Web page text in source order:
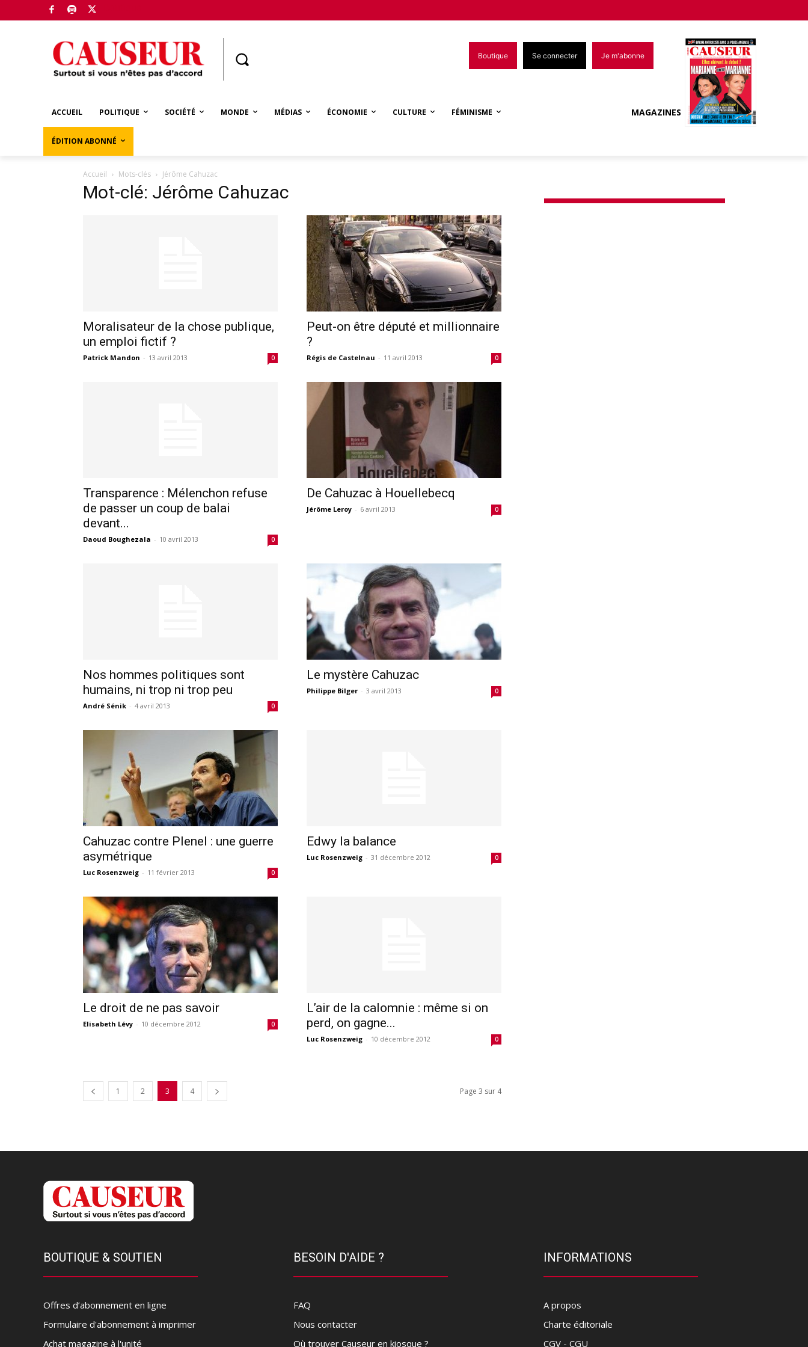
Boutique Se connecter Je m'abonne
ACCUEIL POLITIQUE SOCIÉTÉ MONDE MÉDIAS ÉCONOMIE CULTURE FÉMINISME
ÉDITION ABONNÉ
MAGAZINES
Accueil Mots-clés Jérôme Cahuzac
Mot-clé: Jérôme Cahuzac
Moralisateur de la chose publique,
un emploi fictif ?
Patrick Mandon - 13 avril 2013 0
Peut-on être député et millionnaire
?
Régis de Castelnau - 11 avril 2013 0
Transparence : Mélenchon refuse
de passer un coup de balai
devant...
Daoud Boughezala - 10 avril 2013 0
De Cahuzac à Houellebecq
Jérôme Leroy - 6 avril 2013 0
Nos hommes politiques sont
humains, ni trop ni trop peu
André Sénik - 4 avril 2013 0
Le mystère Cahuzac
Philippe Bilger - 3 avril 2013 0
Cahuzac contre Plenel : une guerre
asymétrique
Luc Rosenzweig - 11 février 2013 0
Edwy la balance
Luc Rosenzweig - 31 décembre 2012 0
Le droit de ne pas savoir
Elisabeth Lévy - 10 décembre 2012 0
L’air de la calomnie : même si on
perd, on gagne...
Luc Rosenzweig - 10 décembre 2012 0
1 2 3 4 Page 3 sur 4
BOUTIQUE & SOUTIEN
Offres d’abonnement en ligne
Formulaire d'abonnement à imprimer
Achat magazine à l'unité
BESOIN D'AIDE ?
FAQ
Nous contacter
Où trouver Causeur en kiosque ?
INFORMATIONS
A propos
Charte éditoriale
CGV - CGU